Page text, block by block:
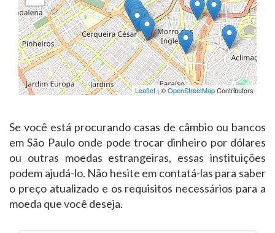
Leaflet| ©OpenStreetMapContributors
Se você está procurando casas de câmbio ou bancos
em São Paulo onde pode trocar dinheiro por dólares
ou outras moedas estrangeiras, essas instituições
podem ajudá-lo. Não hesite em contatá-las para saber
o preço atualizado e os requisitos necessários para a
moeda que você deseja.